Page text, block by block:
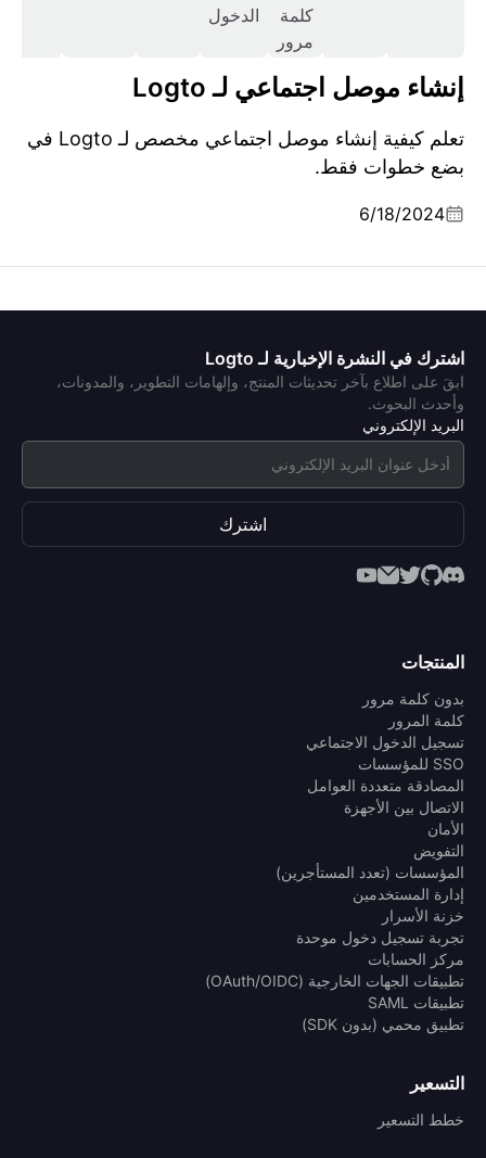
كلمة
مرور
الدخول
إنشاء موصل اجتماعي لـ Logto
تعلم كيفية إنشاء موصل اجتماعي مخصص لـ Logto في
بضع خطوات فقط.
6/18/2024
اشترك في النشرة الإخبارية لـ Logto
ابقَ على اطلاع بآخر تحديثات المنتج، وإلهامات التطوير، والمدونات،
وأحدث البحوث.
البريد الإلكتروني
اشترك
المنتجات
بدون كلمة مرور
كلمة المرور
تسجيل الدخول الاجتماعي
SSO للمؤسسات
المصادقة متعددة العوامل
الاتصال بين الأجهزة
الأمان
التفويض
المؤسسات (تعدد المستأجرين)
إدارة المستخدمين
خزنة الأسرار
تجربة تسجيل دخول موحدة
مركز الحسابات
تطبيقات الجهات الخارجية (OAuth/OIDC)
تطبيقات SAML
تطبيق محمي (بدون SDK)
التسعير
خطط التسعير